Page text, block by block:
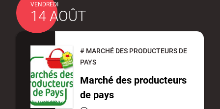
VENDREDI
14 AOÛT
# MARCHÉ DES PRODUCTEURS DE
PAYS
Marché des producteurs
de pays